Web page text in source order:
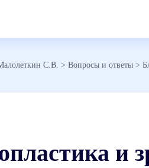
С.В. > Вопросы и ответы >
и